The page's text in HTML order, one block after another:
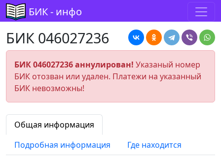
БИК - инфо
БИК 046027236
БИК 046027236 аннулирован! Указаный номер
БИК отозван или удален. Платежи на указанный
БИК невозможны!
Общая информация
Подробная информация
Где находится